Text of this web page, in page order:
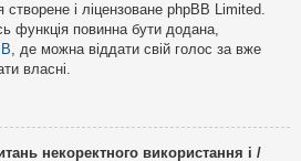
і ліцензоване phpBB Limited.
функція повинна бути додана,
, де можна віддати свій голос за вже
власні.
некоректного використання і /